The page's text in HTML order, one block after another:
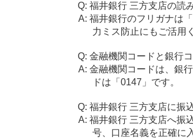
福井銀行 三方支店の読
福井銀行のフリガナは
力ミス防止にもご活用
金融機関コードと銀行
金融機関コードは、銀
ドは「0147」です。
福井銀行 三方支店に振
福井銀行 三方支店へ振
号、口座名義を正確に